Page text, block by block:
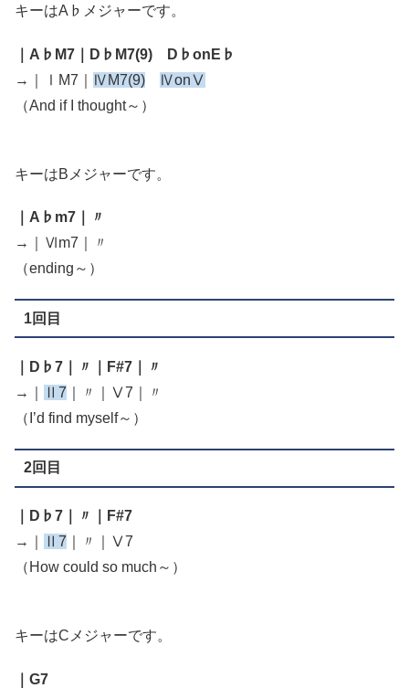
キーはA♭メジャーです。
｜A♭M7｜D♭M7(9) D♭onE♭
→｜ⅠM7｜
ⅣM7(9)
ⅣonⅤ
（And if I thought～）
キーはBメジャーです。
｜A♭m7｜〃
→｜Ⅵm7｜〃
（ending～）
1回目
｜D♭7｜〃｜F#7｜〃
→｜
Ⅱ7 ｜〃｜Ⅴ7｜〃
（I’d find myself～）
2回目
｜D♭7｜〃｜F#7
→｜
Ⅱ7 ｜〃｜Ⅴ7
（How could so much～）
キーはCメジャーです。
｜G7